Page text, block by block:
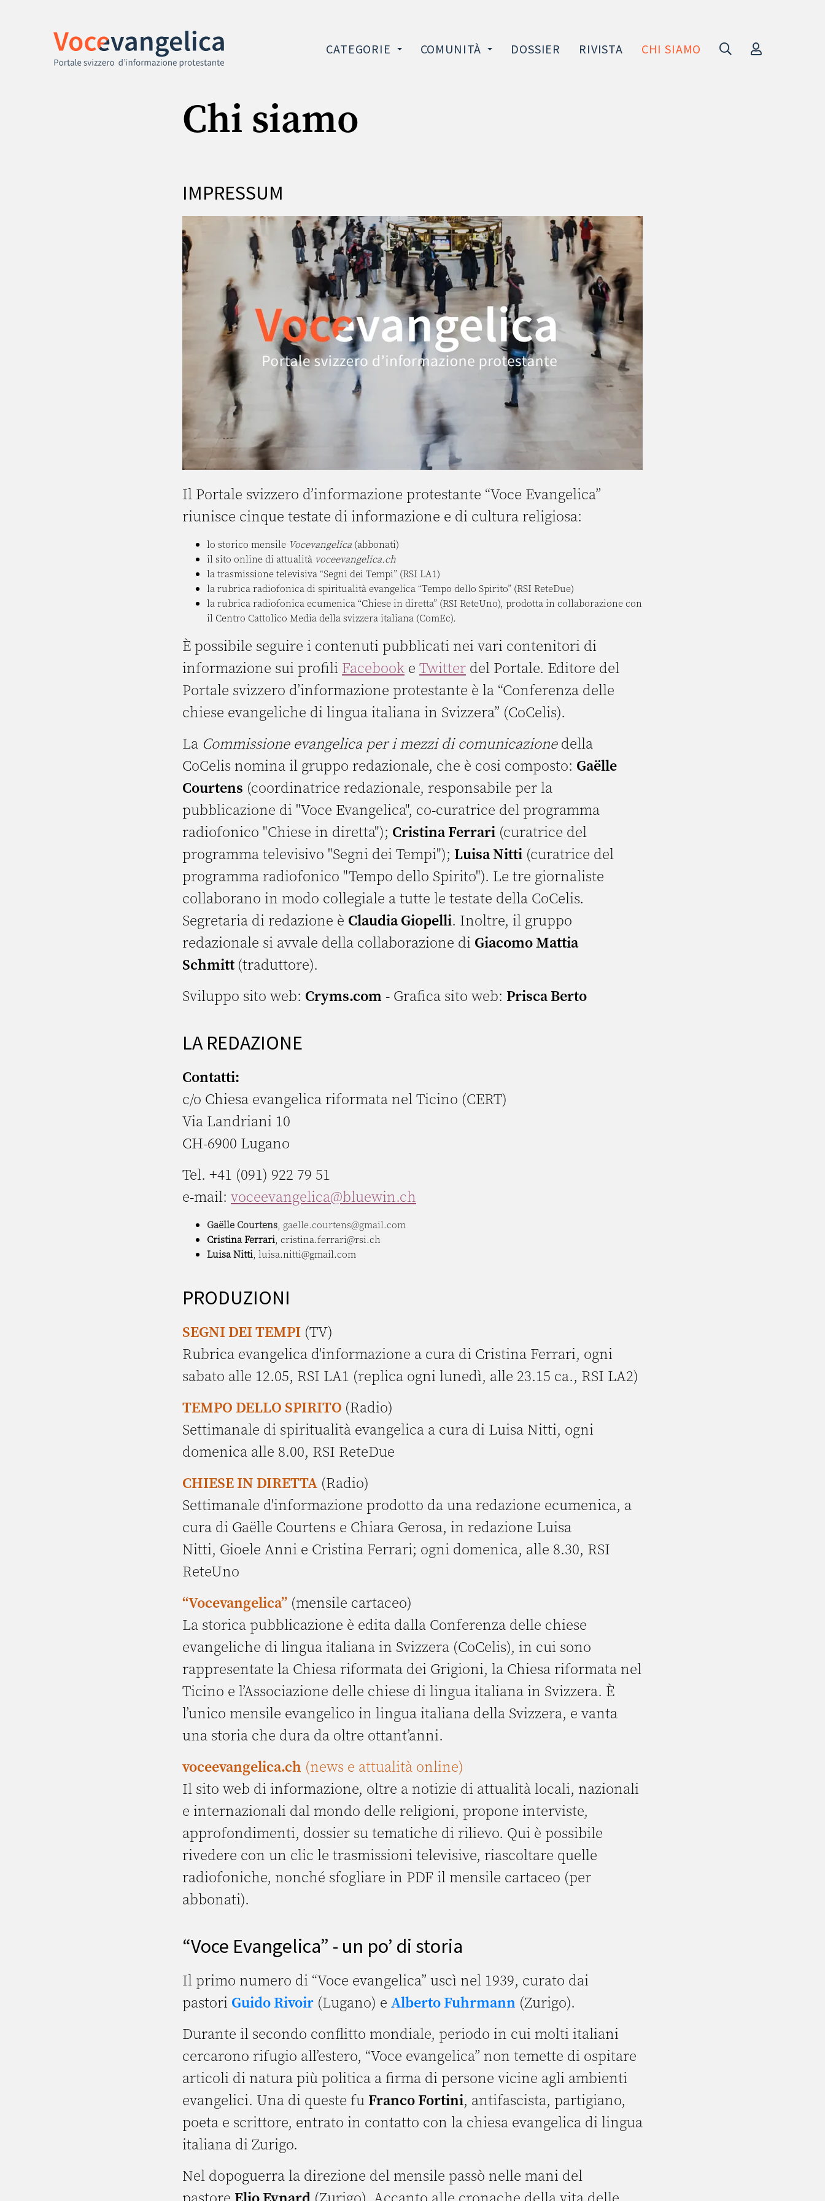
CATEGORIE COMUNITÀ DOSSIER RIVISTA CHI SIAMO
Chi siamo
IMPRESSUM
Il Portale svizzero d’informazione protestante “Voce Evangelica”
riunisce cinque testate di informazione e di cultura religiosa:
lo storico mensile Vocevangelica (abbonati)
il sito online di attualità voceevangelica.ch
la trasmissione televisiva “Segni dei Tempi” (RSI LA1)
la rubrica radiofonica di spiritualità evangelica “Tempo dello Spirito” (RSI ReteDue)
la rubrica radiofonica ecumenica “Chiese in diretta” (RSI ReteUno), prodotta in collaborazione con
il Centro Cattolico Media della svizzera italiana (ComEc).
È possibile seguire i contenuti pubblicati nei vari contenitori di
informazione sui profili Facebook e Twitter del Portale. Editore del
Portale svizzero d’informazione protestante è la “Conferenza delle
chiese evangeliche di lingua italiana in Svizzera” (CoCelis).
La Commissione evangelica per i mezzi di comunicazionedella
CoCelis nomina il gruppo redazionale, che è cosi composto: Gaëlle
Courtens (coordinatrice redazionale, responsabile per la
pubblicazione di "Voce Evangelica", co-curatrice del programma
radiofonico "Chiese in diretta"); Cristina Ferrari (curatrice del
programma televisivo "Segni dei Tempi"); Luisa Nitti (curatrice del
programma radiofonico "Tempo dello Spirito"). Le tre giornaliste
collaborano in modo collegiale a tutte le testate della CoCelis.
Segretaria di redazione è Claudia Giopelli. Inoltre, il gruppo
redazionale si avvale della collaborazione di Giacomo Mattia
Schmitt (traduttore).
Sviluppo sito web: Cryms.com - Grafica sito web: Prisca Berto
LA REDAZIONE
Contatti:
c/o Chiesa evangelica riformata nel Ticino (CERT)
Via Landriani 10
CH-6900 Lugano
Tel. +41 (091) 922 79 51
e-mail: voceevangelica@bluewin.ch
Gaëlle Courtens, gaelle.courtens@gmail.com
Cristina Ferrari, cristina.ferrari@rsi.ch
Luisa Nitti, luisa.nitti@gmail.com
PRODUZIONI
SEGNI DEI TEMPI (TV)
Rubrica evangelica d'informazione a cura di Cristina Ferrari, ogni
sabato alle 12.05, RSI LA1 (replica ogni lunedì, alle 23.15 ca., RSI LA2)
TEMPO DELLO SPIRITO (Radio)
Settimanale di spiritualità evangelica a cura di Luisa Nitti, ogni
domenica alle 8.00, RSI ReteDue
CHIESE IN DIRETTA (Radio)
Settimanale d'informazione prodotto da una redazione ecumenica, a
cura di Gaëlle Courtens e Chiara Gerosa, in redazione Luisa
Nitti, Gioele Anni e Cristina Ferrari; ogni domenica, alle 8.30, RSI
ReteUno
“Vocevangelica” (mensile cartaceo)
La storica pubblicazione è edita dalla Conferenza delle chiese
evangeliche di lingua italiana in Svizzera (CoCelis), in cui sono
rappresentate la Chiesa riformata dei Grigioni, la Chiesa riformata nel
Ticino e l’Associazione delle chiese di lingua italiana in Svizzera. È
l’unico mensile evangelico in lingua italiana della Svizzera, e vanta
una storia che dura da oltre ottant’anni.
voceevangelica.ch (news e attualità online)
Il sito web di informazione, oltre a notizie di attualità locali, nazionali
e internazionali dal mondo delle religioni, propone interviste,
approfondimenti, dossier su tematiche di rilievo. Qui è possibile
rivedere con un clic le trasmissioni televisive, riascoltare quelle
radiofoniche, nonché sfogliare in PDF il mensile cartaceo (per
abbonati).
“Voce Evangelica” - un po’ di storia
Il primo numero di “Voce evangelica” uscì nel 1939, curato dai
pastori Guido Rivoir (Lugano) e Alberto Fuhrmann (Zurigo).
Durante il secondo conflitto mondiale, periodo in cui molti italiani
cercarono rifugio all’estero, “Voce evangelica” non temette di ospitare
articoli di natura più politica a firma di persone vicine agli ambienti
evangelici. Una di queste fu Franco Fortini, antifascista, partigiano,
poeta e scrittore, entrato in contatto con la chiesa evangelica di lingua
italiana di Zurigo.
Nel dopoguerra la direzione del mensile passò nelle mani del